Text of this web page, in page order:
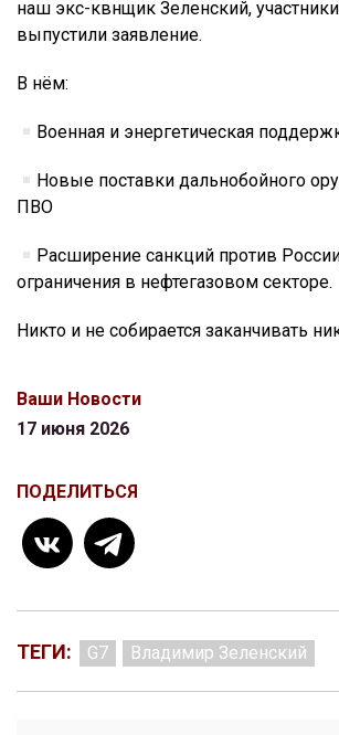
наш экс-квнщик Зеленский,
выпустили заявление.
В нём:
Военная и энергетическая
Новые поставки дальнобойного
ПВО
Расширение санкций против
ограничения в нефтегазовом секторе.
Никто и не собирается заканчивать
Ваши Новости
17 июня 2026
ПОДЕЛИТЬСЯ
ТЕГИ: G7 Владимир Зеленский